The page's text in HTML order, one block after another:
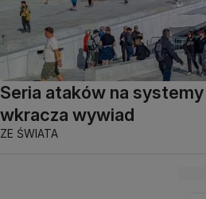
Seria ataków na
wkracza wywiad
ZE ŚWIATA